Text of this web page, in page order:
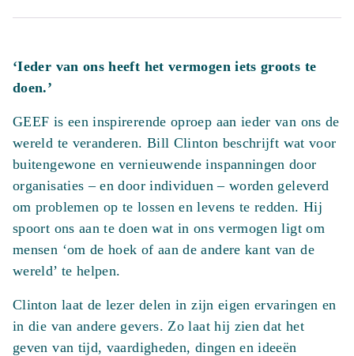
‘Ieder van ons heeft het vermogen iets groots te
doen.’
GEEF is een inspirerende oproep aan ieder van ons de
wereld te veranderen. Bill Clinton beschrijft wat voor
buitengewone en vernieuwende inspanningen door
organisaties – en door individuen – worden geleverd
om problemen op te lossen en levens te redden. Hij
spoort ons aan te doen wat in ons vermogen ligt om
mensen ‘om de hoek of aan de andere kant van de
wereld’ te helpen.
Clinton laat de lezer delen in zijn eigen ervaringen en
in die van andere gevers. Zo laat hij zien dat het
geven van tijd, vaardigheden, dingen en ideeën